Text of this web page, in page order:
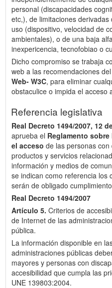
personal (discapacidades
etc,), de limitaciones
uso (dispositivo, velocidad de
ambientales), o de una baja
inexpericencia, tecnofobiao o
Dicho compromiso se trabaja
web a las recomendaciones del
Web- W3C, para eliminar
obstaculice o impida el acceso
Referencia legislativa
Real Decreto 1494/2007, 12
aprueba el Reglamento
el acceso de las personas
productos y servicios
información y medios de
se indican como referencia los
serán de obligado
Real Decreto 1494/2007
Artículo 5. Criterios de
de Internet de las
pública.
La información disponible en
administraciones públicas
mayores y personas con
accesibilidad que cumpla las
UNE 139803:2004.